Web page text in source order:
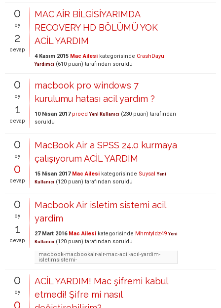
0
oy
2
cevap
MAC AİR BİLGİSİYARIMDA
RECOVERY HD BÖLÜMÜ YOK
ACİL YARDIM
4 Kasım 2015 Mac Ailesi kategorisinde CrashDayu
Yardımcı (610 puan) tarafından soruldu
0
oy
1
cevap
macbook pro windows 7
kurulumu hatası acil yardım ?
10 Nisan 2017 proed Yeni Kullanıcı (230 puan) tarafından
soruldu
0
oy
0
cevap
MacBook Air a SPSS 24.0 kurmaya
çalışıyorum ACİL YARDIM
15 Nisan 2017 Mac Ailesi kategorisinde Suysal Yeni
Kullanıcı (120 puan) tarafından soruldu
0
oy
1
cevap
Macbook Air isletim sistemi acil
yardim
27 Mart 2016 Mac Ailesi kategorisinde Mhmtyldz49 Yeni
Kullanıcı (120 puan) tarafından soruldu
macbook-macbookair-air-mac-acil-acıl-yardim-
isletimsistemi-
0
oy
0
ACİL YARDIM! Mac şifremi kabul
etmedi! Şifre mi nasıl